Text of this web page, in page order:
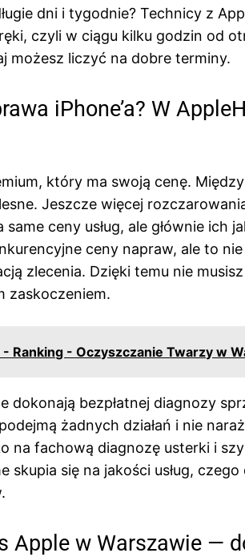
dni i tygodnie? Technicy z
czyli w ciągu kilku godzin od
możesz liczyć na dobre terminy.
iPhone’a? W
który ma swoją cenę.
Jeszcze więcej
ceny usług, ale głównie ich
ceny napraw, ale to
zlecenia. Dzięki temu nie
zaskoczeniem.
- Ranking - Oczyszczanie Twarzy w
dokonają bezpłatnej diagnozy
żadnych działań i nie
na fachową diagnozę usterki i
skupia się na jakości usług,
Apple w Warszawie —